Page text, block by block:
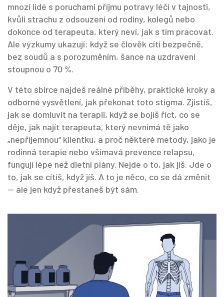
mnozí lidé s poruchami příjmu potravy léčí v tajnosti,
kvůli strachu z odsouzení od rodiny, kolegů nebo
dokonce od terapeuta, který neví, jak s tím pracovat.
Ale výzkumy ukazují: když se člověk cítí bezpečně,
bez soudů a s porozuměním, šance na uzdravení
stoupnou o 70 %.
V této sbírce najdeš reálné příběhy, praktické kroky a
odborné vysvětlení, jak překonat toto stigma. Zjistíš,
jak se domluvit na terapii, když se bojíš říct, co se
děje, jak najít terapeuta, který nevnímá tě jako
„nepříjemnou“ klientku, a proč některé metody, jako je
rodinná terapie nebo všímavá prevence relapsu,
fungují lépe než dietní plány. Nejde o to, jak jíš. Jde o
to, jak se cítíš, když jíš. A to je něco, co se dá změnit
— ale jen když přestaneš být sám.